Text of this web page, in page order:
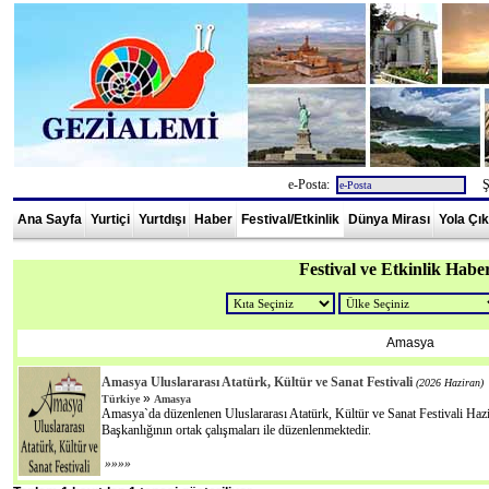
e-Posta:
Ana Sayfa Yurtiçi Yurtdışı Haber Festival/Etkinlik Dünya Mirası Yola
Festival ve Etkinlik
Amasya
Amasya Uluslararası Atatürk, Kültür ve Sanat Festivali (2026 Haziran)
Türkiye » Amasya
Amasya`da düzenlenen Uluslararası Atatürk, Kültür ve Sanat Festivali
Başkanlığının ortak çalışmaları ile düzenlenmektedir.
»»»»